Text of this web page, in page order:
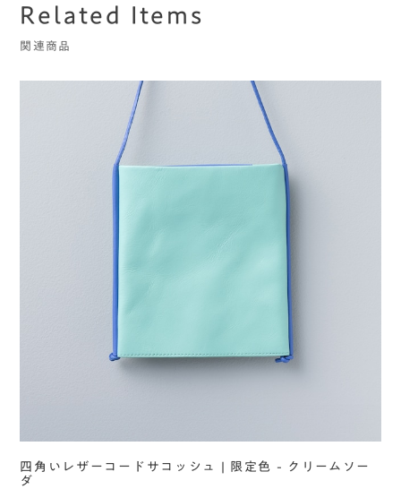
Related Items
関連商品
四角いレザーコードサコッシュ | 限定色 - クリームソー
ダ